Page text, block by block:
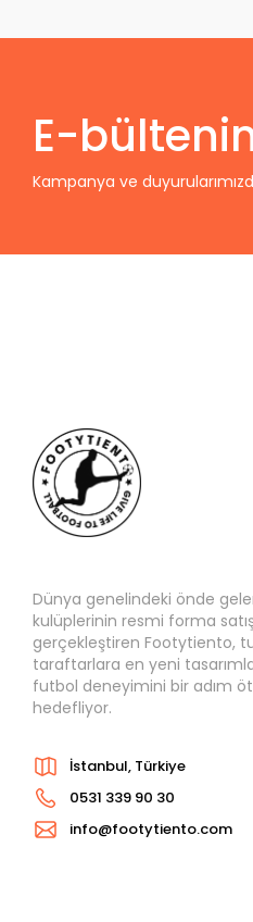
E-
Kampanya ve
Dünya genelindeki önde
kulüplerinin resmi forma
gerçekleştiren Footytiento,
taraftarlara en yeni
futbol deneyimini bir adım
hedefliyor.
İstanbul, Türkiye
0531 339 90 30
info@footytiento.com